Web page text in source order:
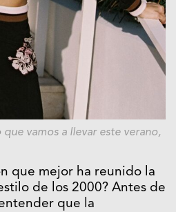
vamos a llevar este verano,
que mejor ha reunido la
de los 2000? Antes de
que la